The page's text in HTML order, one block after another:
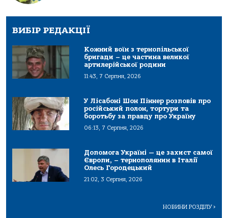
ВИБІР РЕДАКЦІЇ
Кожний воїн з тернопільської
бригади – це частина великої
артилерійської родини
11:43, 7 Серпня, 2026
У Лісабоні Шон Піннер розповів про
російський полон, тортури та
боротьбу за правду про Україну
06:13, 7 Серпня, 2026
Допомога Україні — це захист самої
Європи, – тернополянин в Італії
Олесь Городецький
21:02, 3 Серпня, 2026
НОВИНИ РОЗДІЛУ>